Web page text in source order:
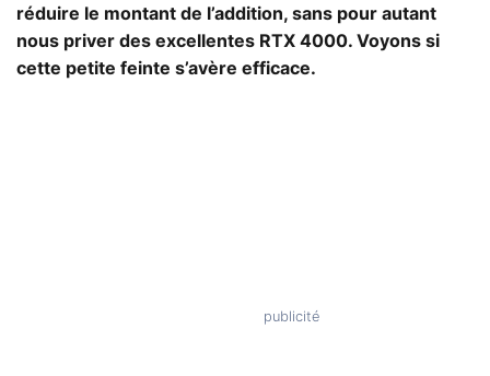
réduire le montant de l’addition, sans pour autant
nous priver des excellentes RTX 4000. Voyons si
cette petite feinte s’avère efficace.